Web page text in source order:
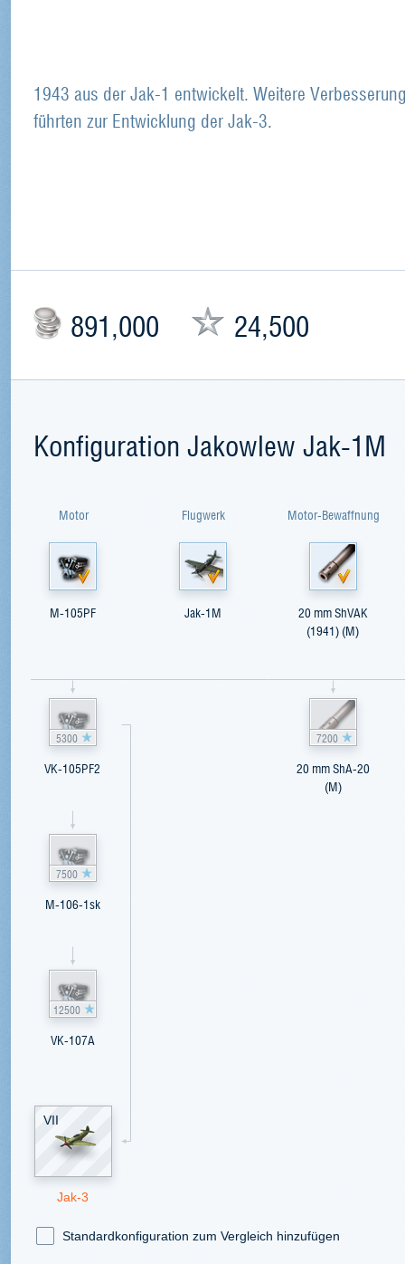
1943 aus der Jak-1 entwickelt. Weitere
führten zur Entwicklung der Jak-3.
891,000 24,500
Konfiguration Jakowlew Jak-1M
Motor
M-105PF
5300
VK-105PF2
7500
M-106-1sk
12500
VK-107A
VII
Jak-3
Flugwerk
Jak-1M
Motor-Bewaffnung
20 mm ShVAK
(1941) (M)
7200
20 mm ShA-20
(M)
Standardkonfiguration zum Vergleich hinzufügen